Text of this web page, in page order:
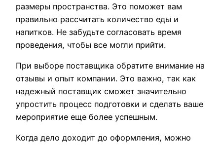
размеры пространства. Это поможет вам
правильно рассчитать количество еды и
напитков. Не забудьте согласовать время
проведения, чтобы все могли прийти.
При выборе поставщика обратите внимание на
отзывы и опыт компании. Это важно, так как
надежный поставщик сможет значительно
упростить процесс подготовки и сделать ваше
мероприятие еще более успешным.
Когда дело доходит до оформления, можно